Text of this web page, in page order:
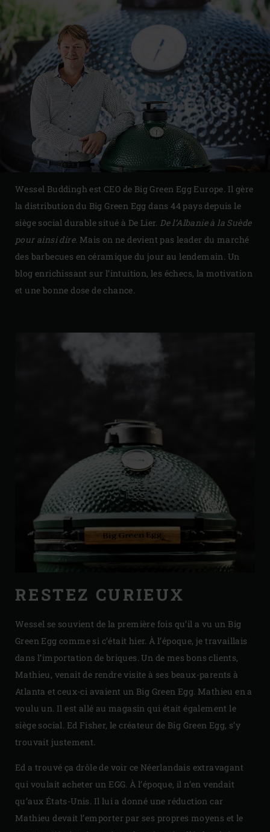
Wessel Buddingh est CEO de Big Green Egg Europe. Il gère
la distribution du Big Green Egg dans 44 pays depuis le
siège social durable situé à De Lier. De l’Albanie à la Suède
pour ainsi dire. Mais on ne devient pas leader du marché
des barbecues en céramique du jour au lendemain. Un
blog enrichissant sur l’intuition, les échecs, la motivation
et une bonne dose de chance.
RESTEZ CURIEUX
Wessel se souvient de la première fois qu’il a vu un Big
Green Egg comme si c’était hier. À l’époque, je travaillais
dans l’importation de briques. Un de mes bons clients,
Mathieu, venait de rendre visite à ses beaux-parents à
Atlanta et ceux-ci avaient un Big Green Egg. Mathieu en a
voulu un. Il est allé au magasin qui était également le
siège social. Ed Fisher, le créateur de Big Green Egg, s’y
trouvait justement.
Ed a trouvé ça drôle de voir ce Néerlandais extravagant
qui voulait acheter un EGG. À l’époque, il n’en vendait
qu’aux États-Unis. Il lui a donné une réduction car
Mathieu devait l’emporter par ses propres moyens et le